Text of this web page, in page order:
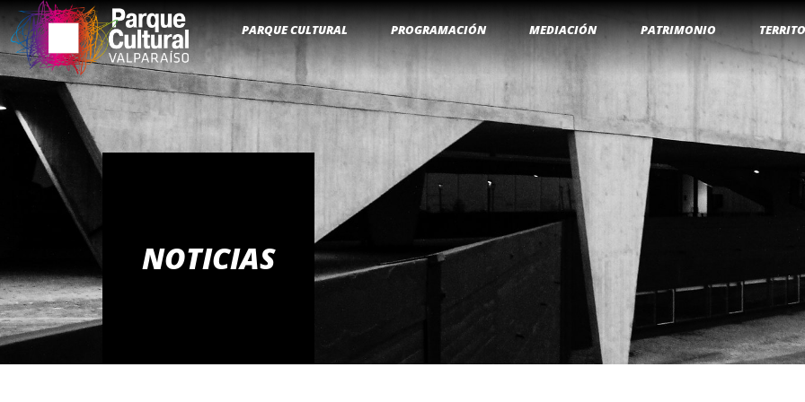
PARQUE CULTURAL PROGRAMACIÓN MEDIACIÓN PATRIMONIO
NOTICIAS